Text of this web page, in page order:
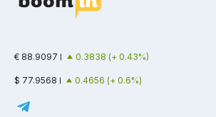
€ 88.9097 0.3838 (+ 0.43%)
$ 77.9568 0.4656 (+ 0.6%)